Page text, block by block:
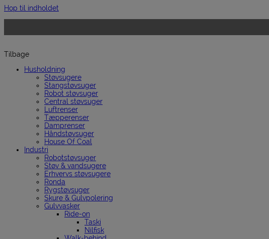
Hop til indholdet
Tilbage
Husholdning
Støvsugere
Stangstøvsuger
Robot støvsuger
Central støvsuger
Luftrenser
Tæpperenser
Damprenser
Håndstøvsuger
House Of Coal
Industri
Robotstøvsuger
Støv & vandsugere
Erhvervs støvsugere
Ronda
Rygstøvsuger
Skure & Gulvpolering
Gulvvasker
Ride-on
Taski
Nilfisk